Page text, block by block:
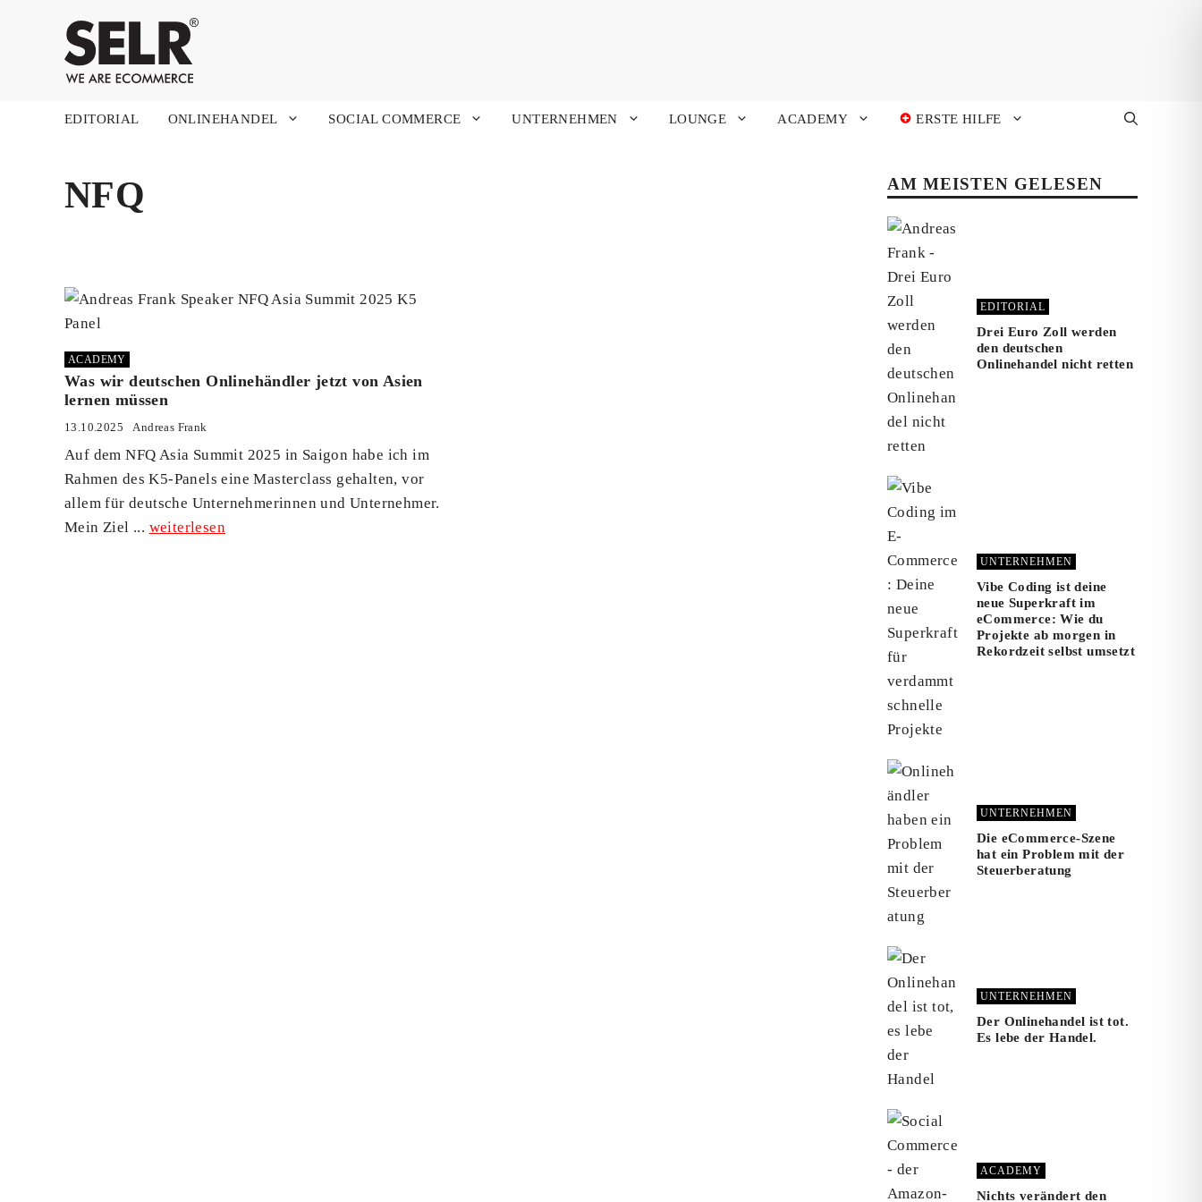
EDITORIAL ONLINEHANDEL SOCIAL COMMERCE UNTERNEHMEN LOUNGE ACADEMY ERSTE HILFE
NFQ
ACADEMY
Was wir deutschen Onlinehändler jetzt von Asien
lernen müssen
13.10.2025 Andreas Frank
Auf dem NFQ Asia Summit 2025 in Saigon habe ich im
Rahmen des K5-Panels eine Masterclass gehalten, vor
allem für deutsche Unternehmerinnen und Unternehmer.
Mein Ziel ... weiterlesen
AM MEISTEN GELESEN
EDITORIAL
Drei Euro Zoll werden
den deutschen
Onlinehandel nicht retten
UNTERNEHMEN
Vibe Coding ist deine
neue Superkraft im
eCommerce: Wie du
Projekte ab morgen in
Rekordzeit selbst umsetzt
UNTERNEHMEN
Die eCommerce-Szene
hat ein Problem mit der
Steuerberatung
UNTERNEHMEN
Der Onlinehandel ist tot.
Es lebe der Handel.
ACADEMY
Nichts verändert den